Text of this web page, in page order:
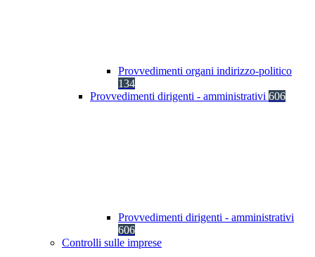
Provvedimenti organi indirizzo-politico
134
Provvedimenti dirigenti - amministrativi 606
Provvedimenti dirigenti - amministrativi
606
Controlli sulle imprese